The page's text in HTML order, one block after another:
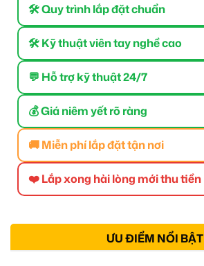
🛠 Quy trình lắp đặt chuẩn
🛠 Kỹ thuật viên tay nghề cao
💬 Hỗ trợ kỹ thuật 24/7
💰 Giá niêm yết rõ ràng
🚚 Miễn phí lắp đặt tận nơi
❤️ Lắp xong hài lòng mới thu tiền
ƯU ĐIỂM NỔI BẬT